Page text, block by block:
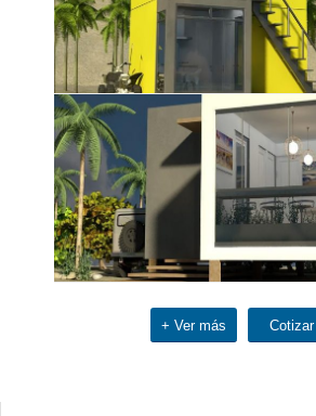
+ Ver más Cotizar